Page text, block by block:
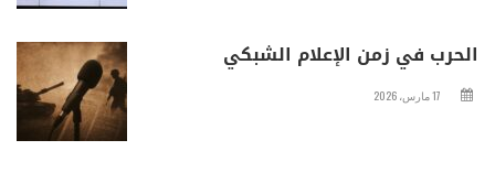
الحرب في زمن الإعلام الشبكي
17 مارس، 2026